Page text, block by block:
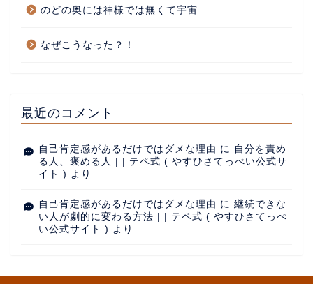
のどの奥には神様では無くて宇宙
なぜこうなった？！
最近のコメント
自己肯定感があるだけではダメな理由 に 自分を責め
る人、褒める人 | | テペ式 ( やすひさてっぺい公式サ
イト ) より
自己肯定感があるだけではダメな理由 に 継続できな
い人が劇的に変わる方法 | | テペ式 ( やすひさてっぺ
い公式サイト ) より